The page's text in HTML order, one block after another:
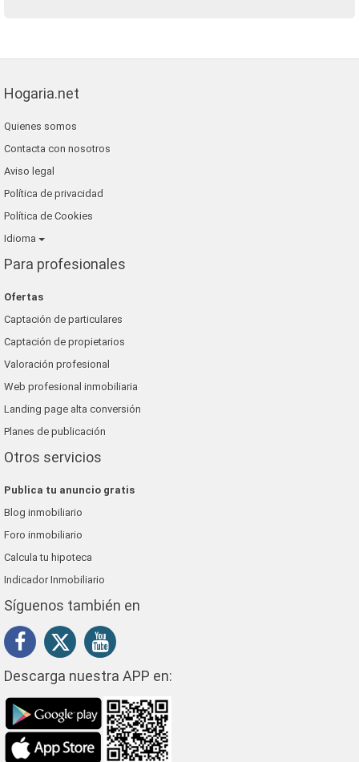
Hogaria.net
Quienes somos
Contacta con nosotros
Aviso legal
Política de privacidad
Política de Cookies
Idioma
Para profesionales
Ofertas
Captación de particulares
Captación de propietarios
Valoración profesional
Web profesional inmobiliaria
Landing page alta conversión
Planes de publicación
Otros servicios
Publica tu anuncio gratis
Blog inmobiliario
Foro inmobiliario
Calcula tu hipoteca
Indicador Inmobiliario
Síguenos también en
Descarga nuestra APP en: